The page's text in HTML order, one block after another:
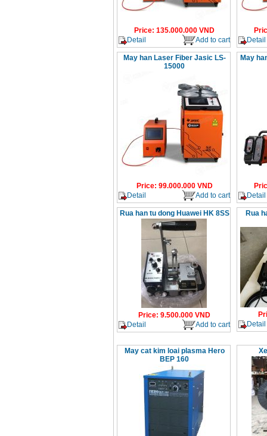
Price: 135.000.000 VND
Detail
Add to cart
Detail
May han Laser Fiber Jasic LS-
15000
Price: 99.000.000VND
Detail
Add to cart
May
Detail
Rua han tu dong Huawei HK 8SS
Price: 9.500.000 VND
Detail
Add to cart
Rua
Detail
May cat kim loai plasma Hero
BEP 160